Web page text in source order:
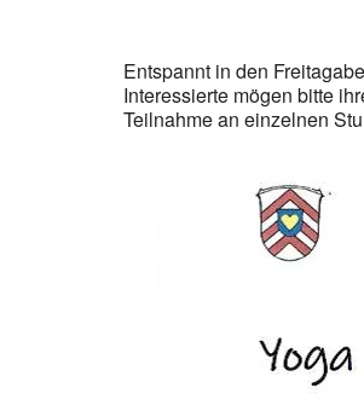
Entspannt in den
Interessierte mögen bitte
Teilnahme an einzelnen